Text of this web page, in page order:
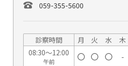
059-355-5600
診察時間 月 火 水 木
08:30～12:00
午前 -